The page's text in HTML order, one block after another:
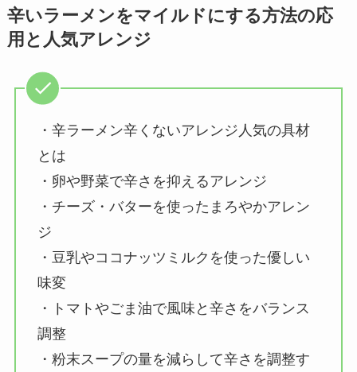
辛いラーメンをマイルドにする方法の応
用と人気アレンジ
・辛ラーメン辛くないアレンジ人気の具材
とは
・卵や野菜で辛さを抑えるアレンジ
・チーズ・バターを使ったまろやかアレン
ジ
・豆乳やココナッツミルクを使った優しい
味変
・トマトやごま油で風味と辛さをバランス
調整
・粉末スープの量を減らして辛さを調整す